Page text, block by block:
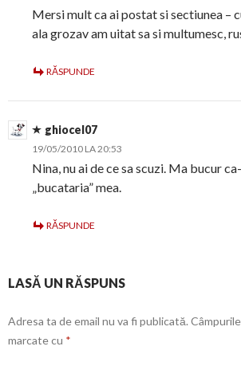
Mersi mult ca ai postat si sectiunea –
ala grozav am uitat sa si multumesc,
RĂSPUNDE
ghiocel07
19/05/2010 LA 20:53
Nina, nu ai de ce sa scuzi. Ma bucur
„bucataria” mea.
RĂSPUNDE
LASĂ UN RĂSPUNS
Adresa ta de email nu va fi publicată.
marcate cu *